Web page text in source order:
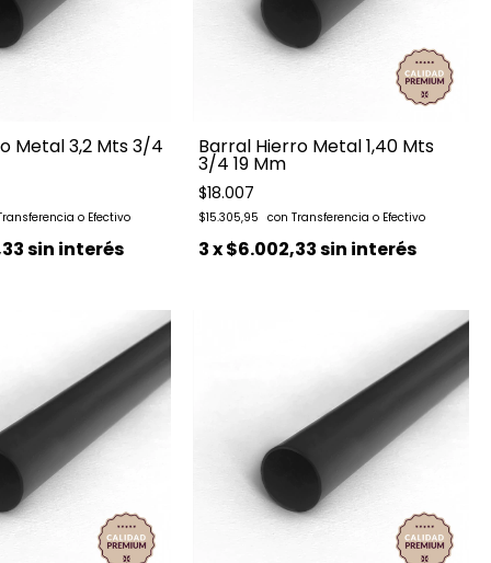
Metal 3,2 Mts 3/4
sin interés
Barral Hierro Metal 1,40 Mts
3/4 19 Mm
$18.007
$15.305,95
3x$6.002,33sin interés